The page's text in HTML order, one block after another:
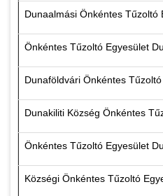
Dunaalmási Önkéntes Tűzoltó
Önkéntes Tűzoltó Egyesület
Dunaföldvári Önkéntes
Dunakiliti Község Önkéntes
Önkéntes Tűzoltó Egyesület
Községi Önkéntes Tűzoltó